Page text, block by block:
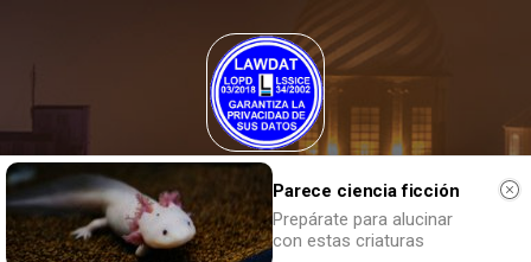
El Periódico de Yecla alcanza un grado más de compromiso en el
tratamiento de sus datos.Parece ciencia ficción
Prepárate para alucinar
con estas criaturas